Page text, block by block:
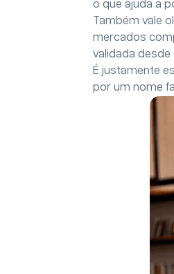
o que ajuda a
Também vale
mercados
validada desde
É justamente
por um nome